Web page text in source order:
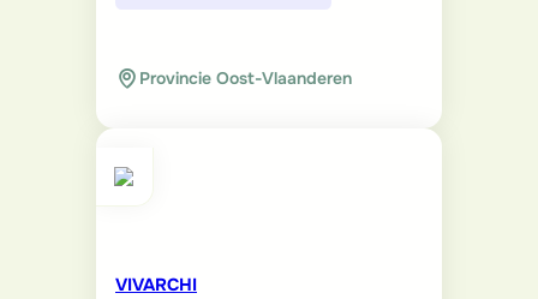
Provincie Oost-Vlaanderen
VIVARCHI